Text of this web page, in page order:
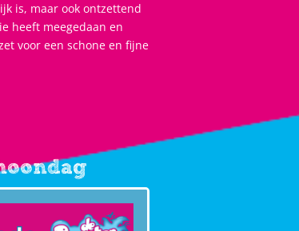
is, maar ook ontzettend
heeft meegedaan en
voor een schone en fijne